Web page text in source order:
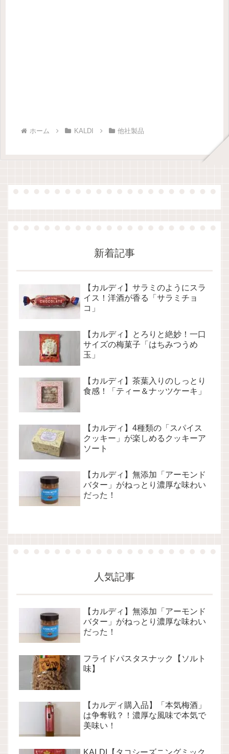
ホーム KALDI 他社製品
新着記事
【カルディ】サラミのようにスラ
イス！洋酒が香る「サラミチョ
コ」
【カルディ】とろりと絶妙！一口
サイズの梅菓子「はちみつうめ
玉」
【カルディ】茶葉入りのしっとり
食感！「ティー＆ナッツケーキ」
【カルディ】4種類の「スパイス
クッキー」が楽しめるクッキーア
ソート
【カルディ】無添加「アーモンド
バター」がねっとり濃厚な味わい
だった！
人気記事
【カルディ】無添加「アーモンド
バター」がねっとり濃厚な味わい
だった！
フライドパスタスナック【ソルト
味】
【カルディ購入品】「本気梅酒」
は争奪戦？！濃厚な風味で本気で
美味い！
KALDI【タコシーズニングミック